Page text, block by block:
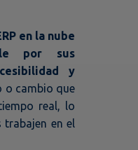
en la nube
por sus
y
o cambio que
real, lo
trabajen en el